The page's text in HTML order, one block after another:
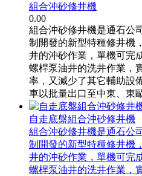
組合沖砂修井機
0.00
組合沖砂修井機是通石公
制開發的新型特種修井機
井的沖砂作業，單機可完
螺桿泵油井的洗井作業，
率，又減少了其它輔助設
車以批量出口至中東、東
自走底盤組合沖砂修井機
組合沖砂修井機是通石公
制開發的新型特種修井機
井的沖砂作業，單機可完
螺桿泵油井的洗井作業，